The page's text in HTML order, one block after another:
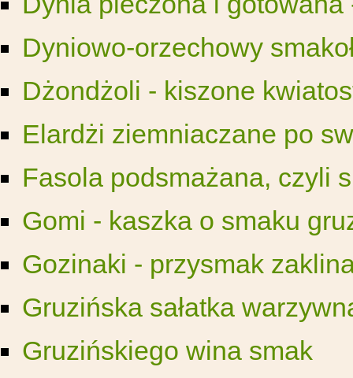
Dyniowo-orzechowy
Dżondżoli - kiszone
Elardżi ziemniaczane po
Fasola podsmażana, czyli
Gomi - kaszka o smaku
Gozinaki - przysmak
Gruzińska sałatka
Gruzińskiego wina smak